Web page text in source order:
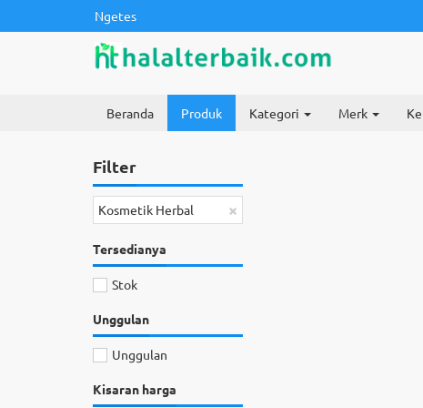
Ngetes
Beranda Produk Kategori Merk
Filter
×
Kosmetik Herbal
Tersedianya
Stok
Unggulan
Unggulan
Kisaran harga